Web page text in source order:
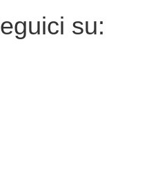
seguici su: